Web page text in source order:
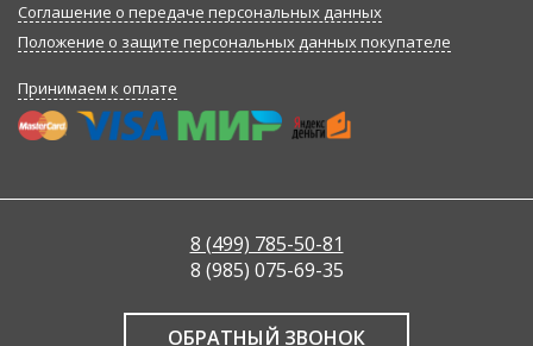
Соглашение о передаче персональных данных
Положение о защите персональных данных покупателе
Принимаем к оплате
8 (499) 785-50-81
8 (985) 075-69-35
ОБРАТНЫЙ ЗВОНОК